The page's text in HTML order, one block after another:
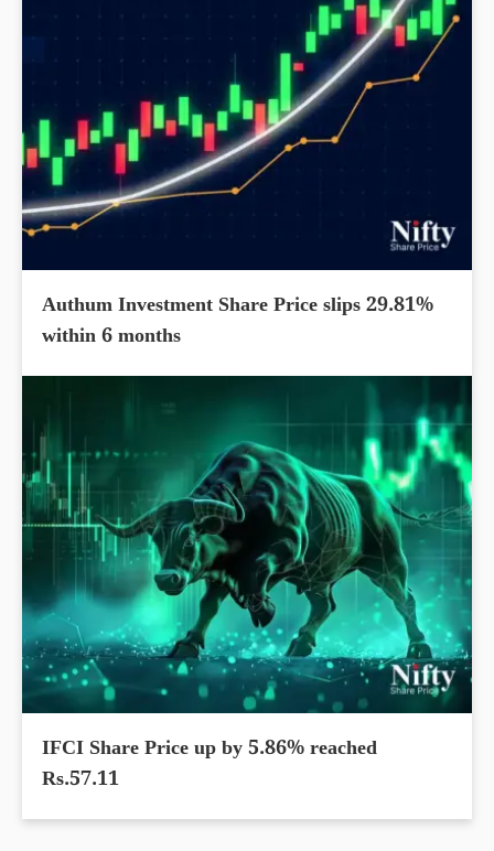
Authum Investment Share Price slips 29.81%
within 6 months
IFCI Share Price up by 5.86% reached
Rs.57.11